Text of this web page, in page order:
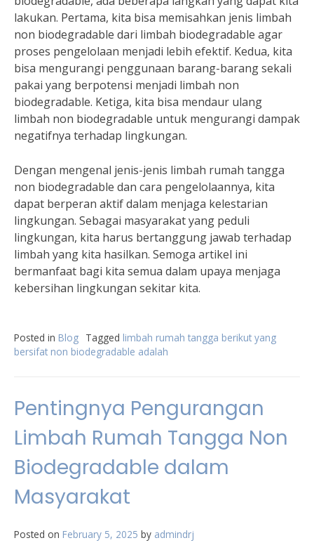
lakukan. Pertama, kita bisa memisahkan jenis limbah
non biodegradable dari limbah biodegradable agar
proses pengelolaan menjadi lebih efektif. Kedua, kita
bisa mengurangi penggunaan barang-barang sekali
pakai yang berpotensi menjadi limbah non
biodegradable. Ketiga, kita bisa mendaur ulang
limbah non biodegradable untuk mengurangi dampak
negatifnya terhadap lingkungan.
Dengan mengenal jenis-jenis limbah rumah tangga
non biodegradable dan cara pengelolaannya, kita
dapat berperan aktif dalam menjaga kelestarian
lingkungan. Sebagai masyarakat yang peduli
lingkungan, kita harus bertanggung jawab terhadap
limbah yang kita hasilkan. Semoga artikel ini
bermanfaat bagi kita semua dalam upaya menjaga
kebersihan lingkungan sekitar kita.
Posted in Blog Tagged limbah rumah tangga berikut yang
bersifat non biodegradable adalah
Pentingnya Pengurangan
Limbah Rumah Tangga Non
Biodegradable dalam
Masyarakat
Posted on February 5, 2025 by admindrj